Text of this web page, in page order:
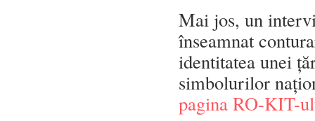
Mai jos, un
înseamnat
identitatea unei
simbolurilor
pagina RO-KIT-